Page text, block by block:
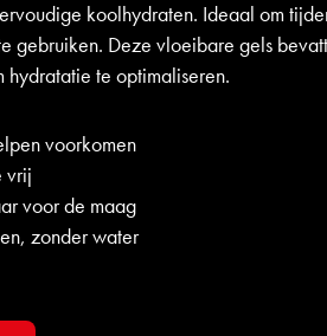
koolhydraten. Ideaal om
gebruiken. Deze vloeibare gels
hydratatie te optimaliseren.
voorkomen
vrij
voor de maag
zonder water